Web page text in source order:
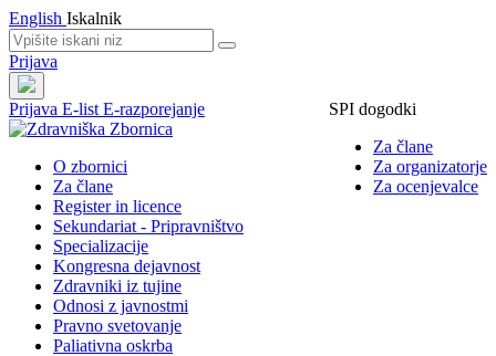
English Iskalnik
Prijava
Prijava
SPI dogodki
Za člane
Za organizatorje
Za ocenjevalce
E-list E-razporejanje
O zbornici
Za člane
Register in licence
Sekundariat - Pripravništvo
Specializacije
Kongresna dejavnost
Zdravniki iz tujine
Odnosi z javnostmi
Pravno svetovanje
Paliativna oskrba